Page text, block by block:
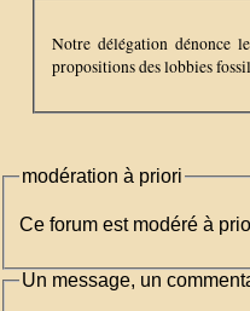
Notre délégation dénonce
propositions des lobbies
modération à priori
Ce forum est modéré à
Un message, un